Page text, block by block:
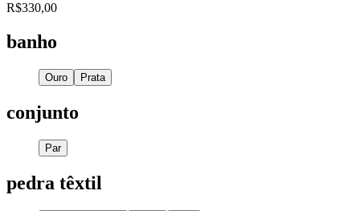
R$330,00
banho
Ouro Prata
conjunto
Par
pedra têxtil